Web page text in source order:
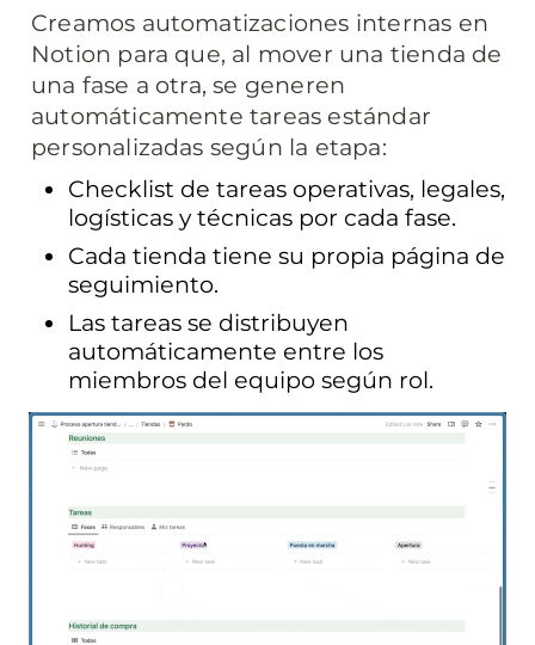
Creamos automatizaciones internas en
Notion para que, al mover una tienda de
una fase a otra, se generen
automáticamente tareas estándar
personalizadas según la etapa:
Checklist de tareas operativas, legales,
logísticas y técnicas por cada fase.
Cada tienda tiene su propia página de
seguimiento.
Las tareas se distribuyen
automáticamente entre los
miembros del equipo según rol.